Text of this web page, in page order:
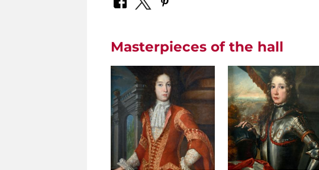
Masterpieces of the hall